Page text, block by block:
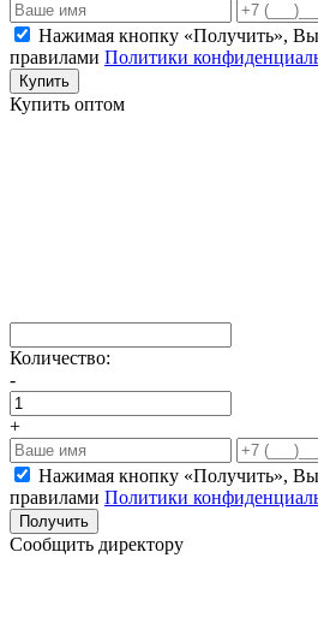
Нажимая кнопку «Получить», Вы
правилами Политики
Купить
Купить оптом
Количество:
-
+
Нажимая кнопку «Получить», Вы
правилами Политики
Получить
Сообщить директору